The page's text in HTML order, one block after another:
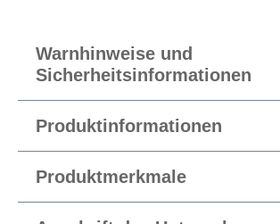
Warnhinweise und
Sicherheitsinformationen
Produktinformationen
Produktmerkmale